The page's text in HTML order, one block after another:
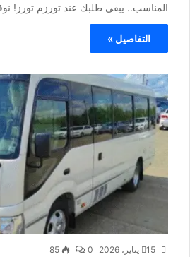
المناسب.. يبقى طلبك عند تورزم تورز!
التفاصيل »
15 يناير، 2026 0
85